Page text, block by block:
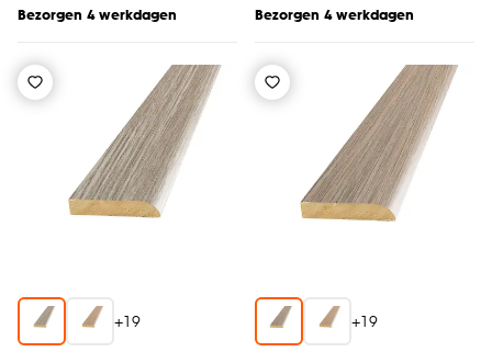
Bezorgen 4 werkdagen Bezorgen 4 werkdagen
+19 +19